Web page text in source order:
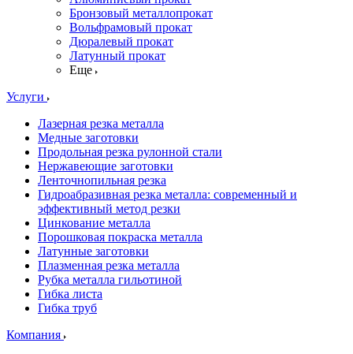
Бронзовый металлопрокат
Вольфрамовый прокат
Дюралевый прокат
Латунный прокат
Еще
Услуги
Лазерная резка металла
Медные заготовки
Продольная резка рулонной стали
Нержавеющие заготовки
Ленточнопильная резка
Гидроабразивная резка металла: современный и
эффективный метод резки
Цинкование металла
Порошковая покраска металла
Латунные заготовки
Плазменная резка металла
Рубка металла гильотиной
Гибка листа
Гибка труб
Компания